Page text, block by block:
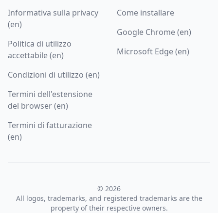
Informativa sulla privacy
(en)
Politica di utilizzo
accettabile (en)
Condizioni di utilizzo (en)
Termini dell'estensione
del browser (en)
Termini di fatturazione
(en)
Come installare
Google Chrome (en)
Microsoft Edge (en)
© 2026
All logos, trademarks, and registered trademarks are the
property of their respective owners.